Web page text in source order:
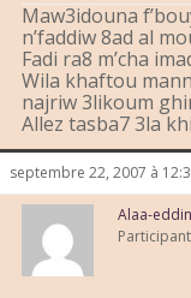
Maw3idouna
n’faddiw 8ad al
Fadi ra8 m’cha
Wila khaftou
najriw 3likoum
Allez tasba7 3la
septembre 22, 2007 à
Alaa-
Participant